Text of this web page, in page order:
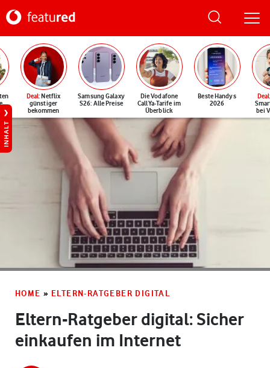
Deal: Netflix
günstiger
bekommen
Samsung Galaxy
S26: Alle Preise
Die Vodafone
CallYa-Tarife im
Überblick
Beste Handys
2026
Deal
bei
INHALT
HOME » ELTERN-RATGEBER DIGITAL
Eltern-Ratgeber digital: Sicher
einkaufen im Internet